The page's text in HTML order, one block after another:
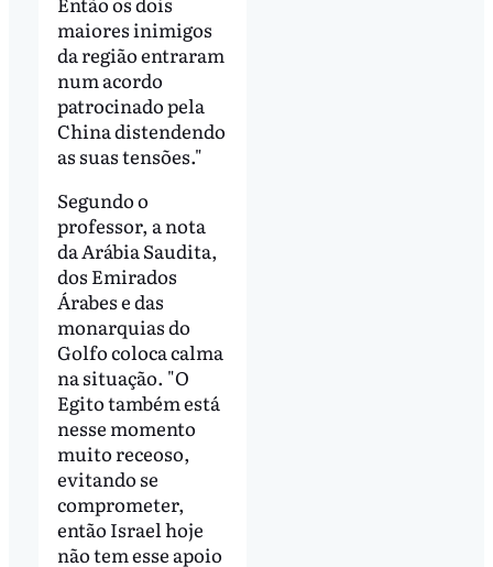
maiores inimigos
da região entraram
num acordo
patrocinado pela
China distendendo
as suas tensões."
Segundo o
professor, a nota
da Arábia Saudita,
dos Emirados
Árabes e das
monarquias do
Golfo coloca calma
na situação. "O
Egito também está
nesse momento
muito receoso,
evitando se
comprometer,
então Israel hoje
não tem esse apoio